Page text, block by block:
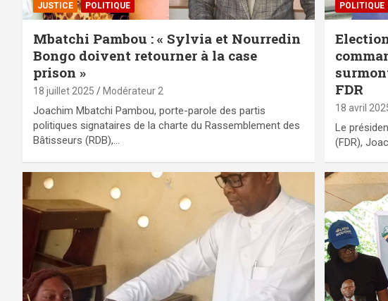
JUSTICE POLITIQUE
Mbatchi Pambou : « Sylvia et Nourredin
Bongo doivent retourner à la case
prison »
18 juillet 2025 Modérateur 2
Joachim Mbatchi Pambou, porte-parole des partis
politiques signataires de la charte du Rassemblement des
Bâtisseurs (RDB),…
POLITIQUE
FDR
18 avril
Le
(FDR),